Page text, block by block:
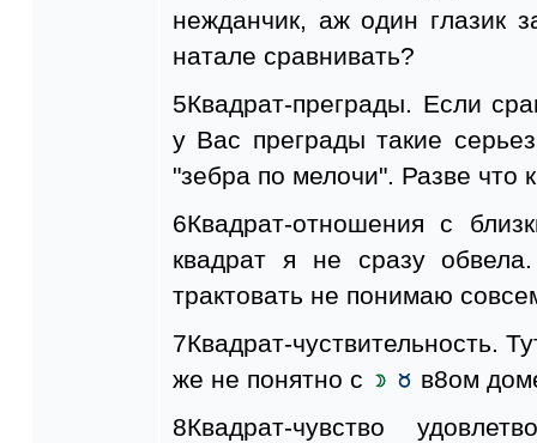
нежданчик, аж один глазик
натале сравнивать?
5Квадрат-преграды. Если
у Вас преграды такие
"зебра по мелочи". Разве что
6Квадрат-отношения с
квадрат я не сразу
трактовать не понимаю
7Квадрат-чуствительность.
же не понятно с
в8ом
8Квадрат-чувство